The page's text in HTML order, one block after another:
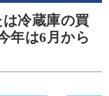
は冷蔵庫の買
年は6月から